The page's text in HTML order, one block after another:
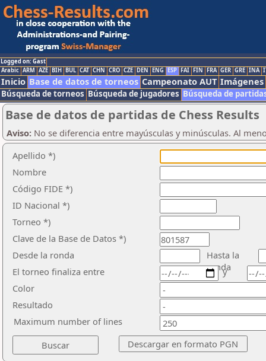
Logged on: Gast
Arabic ARM AZE BIH BUL CAT CHN CRO CZE DEN ENG ESP FAI FIN FRA GER GRE INA
Inicio Base de datos de torneos Campeonato AUT Imágenes
Búsqueda de torneos Búsqueda de jugadores Búsqueda de
Base de datos de partidas de Chess Results
Aviso: No se diferencia entre mayúsculas y minúsculas. Al
Apellido *)
Nombre
Código FIDE *)
ID Nacional *)
Torneo *)
Clave de la Base de Datos *)
Desde la ronda
Hasta la
ronda
El torneo finaliza entre
Color
Resultado
y
Maximum number of lines